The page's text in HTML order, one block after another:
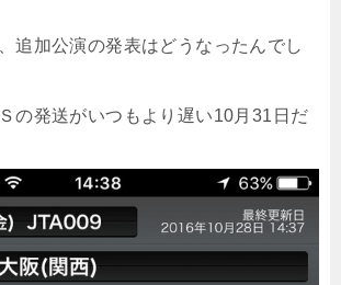
追加公演の発表はどうなったんでし
の発送がいつもより遅い10月31日だ